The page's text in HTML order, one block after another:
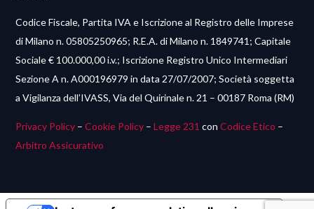
Codice Fiscale, Partita IVA e Iscrizione al Registro delle Imprese
di Milano n. 05805250965; R.E.A. di Milano n. 1849741; Capitale
Sociale € 100.000,00 i.v.; Iscrizione Registro Unico Intermediari
Sezione A n. A000196979 in data 27/07/2007; Società soggetta
a Vigilanza dell’IVASS, Via del Quirinale n. 21 – 00187 Roma (RM)
Privacy Policy –Cookie Policy –Legge 231 conCodice Etico –
Arbitro Assicurativo